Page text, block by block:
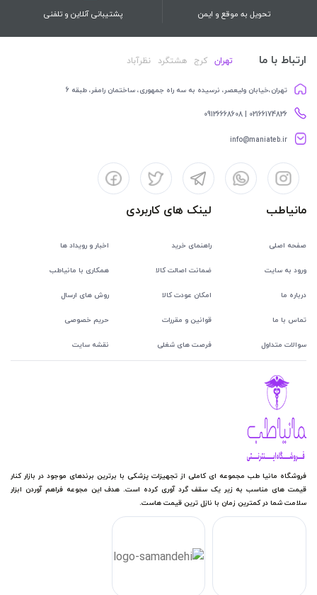
تحویل به موقع و ایمن پشتیبانی آنلاین و تلفنی
ارتباط با ما تهران کرج هشتگرد نظرآباد
تهران،خیابان ولیعصر، نرسیده به سه راه جمهوری، ساختمان رامفر، طبقه 6
02166174826 | 09126668608
info@maniateb.ir
مانیاطب
صفحه اصلی
ورود به سایت
درباره ما
تماس با ما
سوالات متداول
لینک های کاربردی
راهنمای خرید اخبار و رویداد ها
ضمانت اصالت کالا همکاری با مانیاطب
امکان عودت کالا روش های ارسال
قوانین و مقررات حریم خصوصی
فرصت های شغلی نقشه سایت
فروشگاه مانیا طب مجموعه ای کاملی از تجهیزات پزشکی با برترین برندهای موجود در بازار کنار
قیمت های مناسب به زیر یک سقف گرد آوری کرده است. هدف این مجوعه فراهم آوردن ابزار
سلامت شما در کمترین زمان با نازل ترین قیمت هاست.